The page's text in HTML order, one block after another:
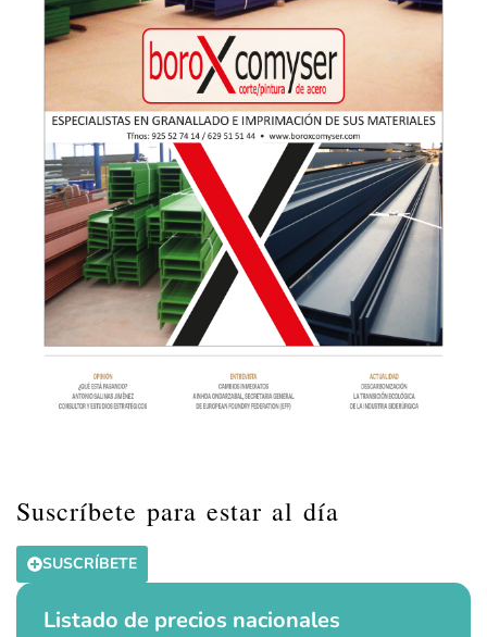
Suscríbete para estar al día
SUSCRÍBETE
Listado de precios nacionales